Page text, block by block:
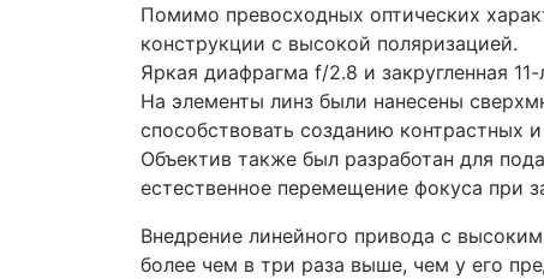
Помимо превосходных оптических
конструкции с высокой поляризацией.
Яркая диафрагма f/2.8 и закругленная
На элементы линз были нанесены
способствовать созданию контрастных
Объектив также был разработан для
естественное перемещение фокуса при
Внедрение линейного привода с
более чем в три раза выше, чем у его